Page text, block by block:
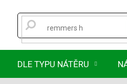
DLE TYPU NÁTĚRU